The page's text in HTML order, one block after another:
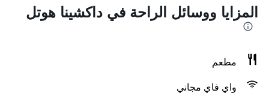
المزايا ووسائل الراحة في داكشينا هوتل
مطعم
واي فاي مجاني